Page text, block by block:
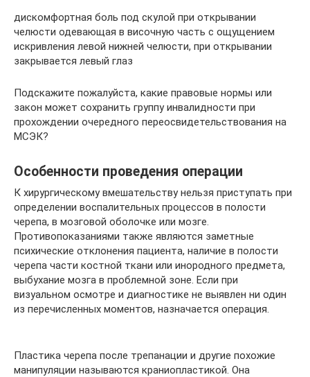
дискомфортная боль под скулой при открывании
челюсти одевающая в височную часть с ощущением
искривления левой нижней челюсти, при открывании
закрывается левый глаз
Подскажите пожалуйста, какие правовые нормы или
закон может сохранить группу инвалидности при
прохождении очередного переосвидетельствования на
МСЭК?
Особенности проведения операции
К хирургическому вмешательству нельзя приступать при
определении воспалительных процессов в полости
черепа, в мозговой оболочке или мозге.
Противопоказаниями также являются заметные
психические отклонения пациента, наличие в полости
черепа части костной ткани или инородного предмета,
выбухание мозга в проблемной зоне. Если при
визуальном осмотре и диагностике не выявлен ни один
из перечисленных моментов, назначается операция.
Пластика черепа после трепанации и другие похожие
манипуляции называются краниопластикой. Она